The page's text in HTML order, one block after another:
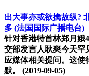
出大事亦或欲擒故纵?
多 (法国国际广播电台)
针对香港特首林郑月娥
交部发言人耿爽今天罕
应媒体相关提问。这
默。 (2019-09-05)